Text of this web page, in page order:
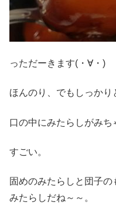
っただーきます(・∀・)
ほんのり、でもしっかり
口の中にみたらしがみ
すごい。
固めのみたらしと団子の
みたらしだね～～。